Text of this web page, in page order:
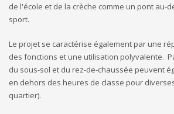
de l'école et de la crèche comme un pont au-
sport.
Le projet se caractérise également par une
des fonctions et une utilisation polyvalente.
du sous-sol et du rez-de-chaussée peuvent
en dehors des heures de classe pour
quartier).